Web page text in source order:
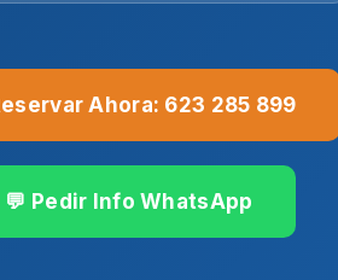
Ahora: 623 285 899
💬 Pedir Info WhatsApp